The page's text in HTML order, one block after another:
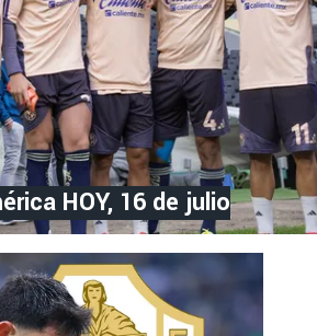
HOY, 16 de julio